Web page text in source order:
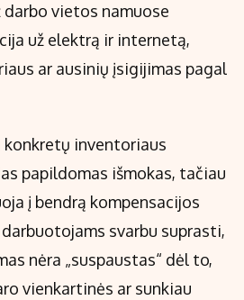
darbo vietos namuose
už elektrą ir internetą,
ar ausinių įsigijimas pagal
konkretų inventoriaus
papildomas išmokas, tačiau
į bendrą kompensacijos
svarbu suprasti,
nėra „suspaustas“ dėl to,
vienkartinės ar sunkiau